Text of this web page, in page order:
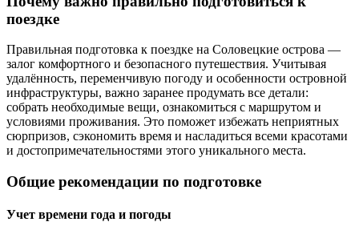
поездке
Правильная подготовка к поездке на Соловецкие острова —
залог комфортного и безопасного путешествия. Учитывая
удалённость, переменчивую погоду и особенности островной
инфраструктуры, важно заранее продумать все детали:
собрать необходимые вещи, ознакомиться с маршрутом и
условиями проживания. Это поможет избежать неприятных
сюрпризов, сэкономить время и насладиться всеми красотами
и достопримечательностями этого уникального места.
Общие рекомендации по подготовке
Учет времени года и погоды